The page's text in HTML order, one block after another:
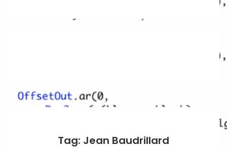
Tag: Jean Baudrillard